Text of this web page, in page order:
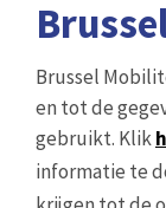
Brussel
en tot de
gebruikt. Klik
informatie te
krijgen tot de